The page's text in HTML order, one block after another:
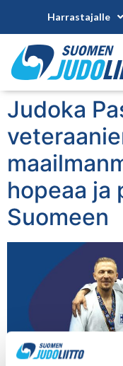
Harrastajalle
Judoka
hopeaa ja
Suomeen